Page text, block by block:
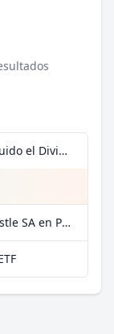
Nestle SA por 0,99 €/operación, incluido el Dividend Reinvestment Plan
Más datos fundamentales sobre Nestle SA en Parqet